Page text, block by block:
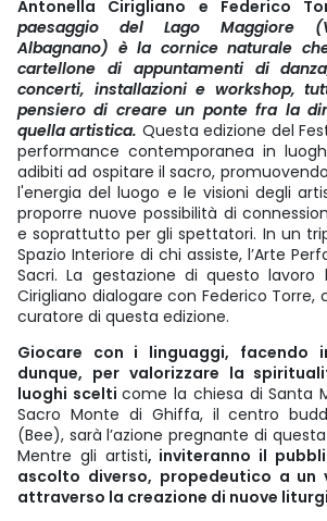
Antonella Cirigliano e Federico
paesaggio del Lago Maggiore
Albagnano) è la cornice naturale
cartellone di appuntamenti di
concerti, installazioni e workshop,
pensiero di creare un ponte fra la
quella artistica. Questa edizione del
performance contemporanea in
adibiti ad ospitare il sacro,
l'energia del luogo e le visioni degli
proporre nuove possibilità di
e soprattutto per gli spettatori. In un
Spazio Interiore di chi assiste, l’Arte
Sacri. La gestazione di questo lavoro
Cirigliano dialogare con Federico Torre,
curatore di questa edizione.
Giocare con i linguaggi, facendo
dunque, per valorizzare la
luoghi scelticome la chiesa di Santa
Sacro Monte di Ghiffa, il centro
(Bee), sarà l’azione pregnante di
Mentre gli artisti, inviteranno il
ascolto diverso, propedeutico a un
attraverso la creazione di nuove